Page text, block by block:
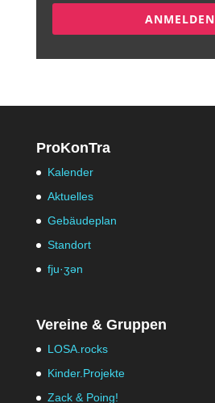
ANMELDEN
ProKonTra
Kalender
Aktuelles
Gebäudeplan
Standort
fju·ʒən
Vereine & Gruppen
LOSA.rocks
Kinder.Projekte
Zack & Poing!